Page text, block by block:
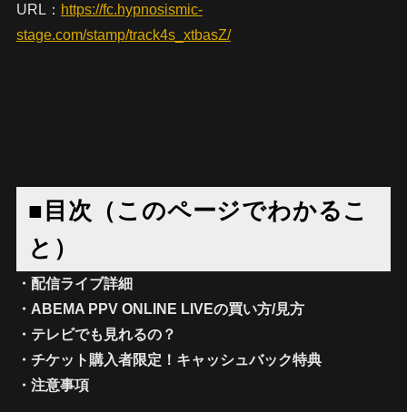
URL： https://fc.hypnosismic-
stage.com/stamp/track4s_xtbasZ/
■目次（このページでわかるこ
と）
・配信ライブ詳細
・ABEMA PPV ONLINE LIVEの買い方/見方
・テレビでも見れるの？
・チケット購入者限定！キャッシュバック特典
・注意事項